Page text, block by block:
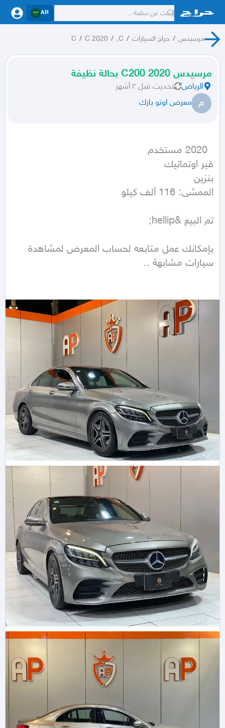
AR
مرسيدس / حراج السيارات /
C,
/
C 2020
/
C
مرسيدس C200 2020 بحالة نظيفة
الرياض تحديث قبل ٣ أشهر
م معرض اوتو بارك
الممشى: 116 ألف كيلو
سيارات مشابهة ..